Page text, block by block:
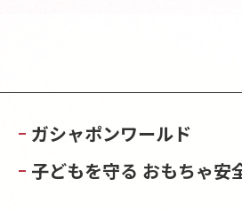
ガシャポンワールド
子どもを守る おもちゃ安